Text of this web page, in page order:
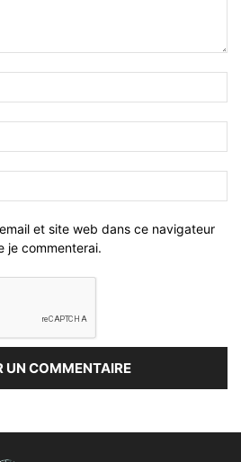
et site web dans ce navigateur
je commenterai.